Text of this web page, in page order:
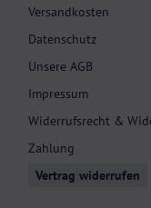
Versandkosten
Datenschutz
Unsere AGB
Impressum
Widerrufsrecht &
Zahlung
Vertrag widerrufen